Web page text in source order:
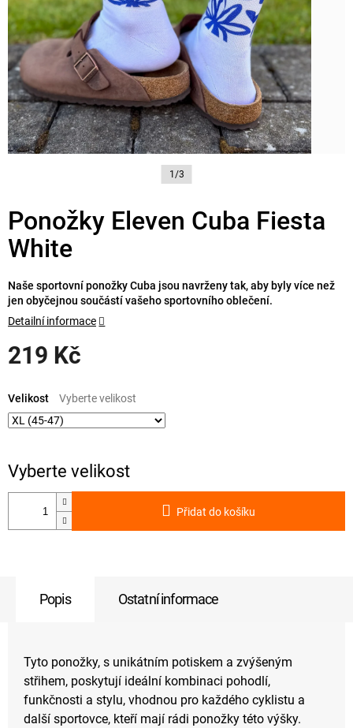
1/3
Ponožky Eleven Cuba Fiesta
White
219 Kč
cena:
Velikost
Přidat do košíku
Naše sportovní ponožky Cuba jsou navrženy tak, aby byly více než
jen obyčejnou součástí vašeho sportovního oblečení.
Detailní informace
Popis Ostatní informace
Tyto ponožky, s unikátním potiskem a zvýšeným
střihem, poskytují ideální kombinaci pohodlí,
funkčnosti a stylu, vhodnou pro každého cyklistu a
další sportovce, kteří mají rádi ponožky této výšky.